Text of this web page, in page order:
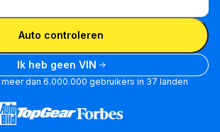
Auto controleren
Ik heb geen VIN
dan 6.000.000 gebruikers in 37 landen